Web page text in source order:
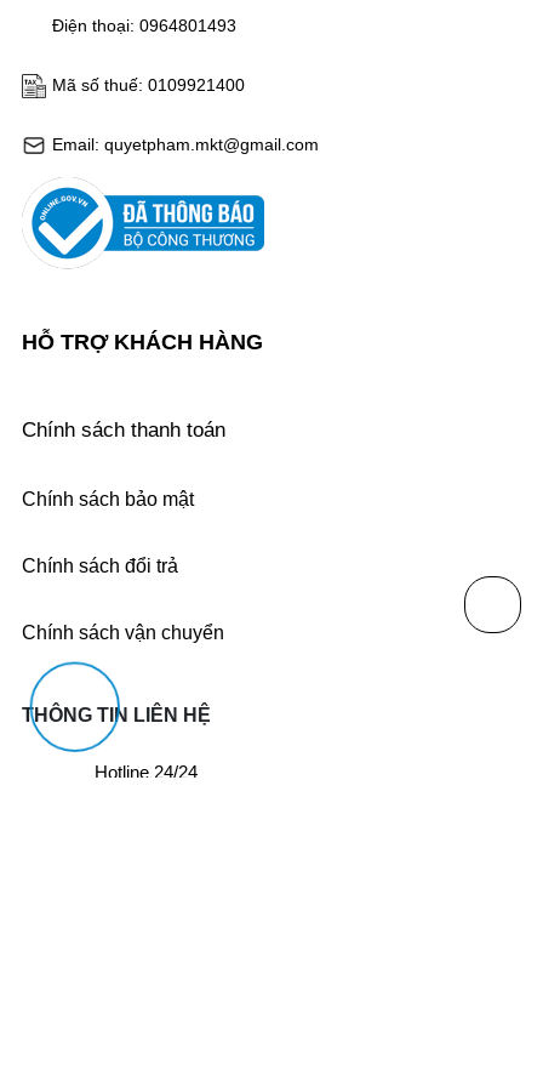
Email: quyetpham.mkt@gmail.com
Mã số thuế: 0109921400
Điện thoại: 0964801493
HỖ TRỢ KHÁCH HÀNG
Chính sách thanh toán
Chính sách bảo mật
Chính sách đổi trả
Chính sách vận chuyển
THÔNG TIN LIÊN HỆ
Hotline 24/24